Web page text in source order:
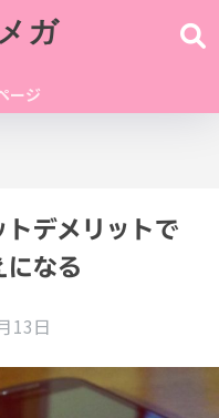
ガ
ージ
デメリットで
なる
13日